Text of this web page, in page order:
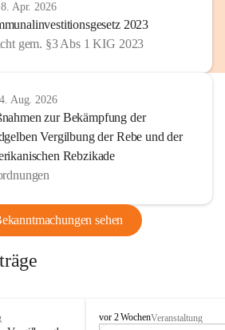
Apr. 2026
2023
gem. §3 Abs 1 KIG 2023
Aug. 2026
zur Bekämpfung der
Vergilbung der Rebe und der
Rebzikade
sehen
B
vor 2 WochenVeranstaltung